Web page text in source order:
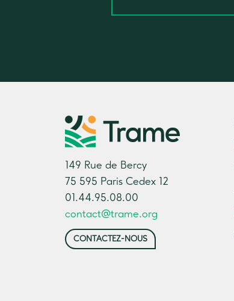
149 Rue de Bercy
75 595 Paris Cedex 12
01.44.95.08.00
contact@trame.org
CONTACTEZ-NOUS